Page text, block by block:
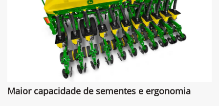
Maior capacidade de sementes e ergonomia